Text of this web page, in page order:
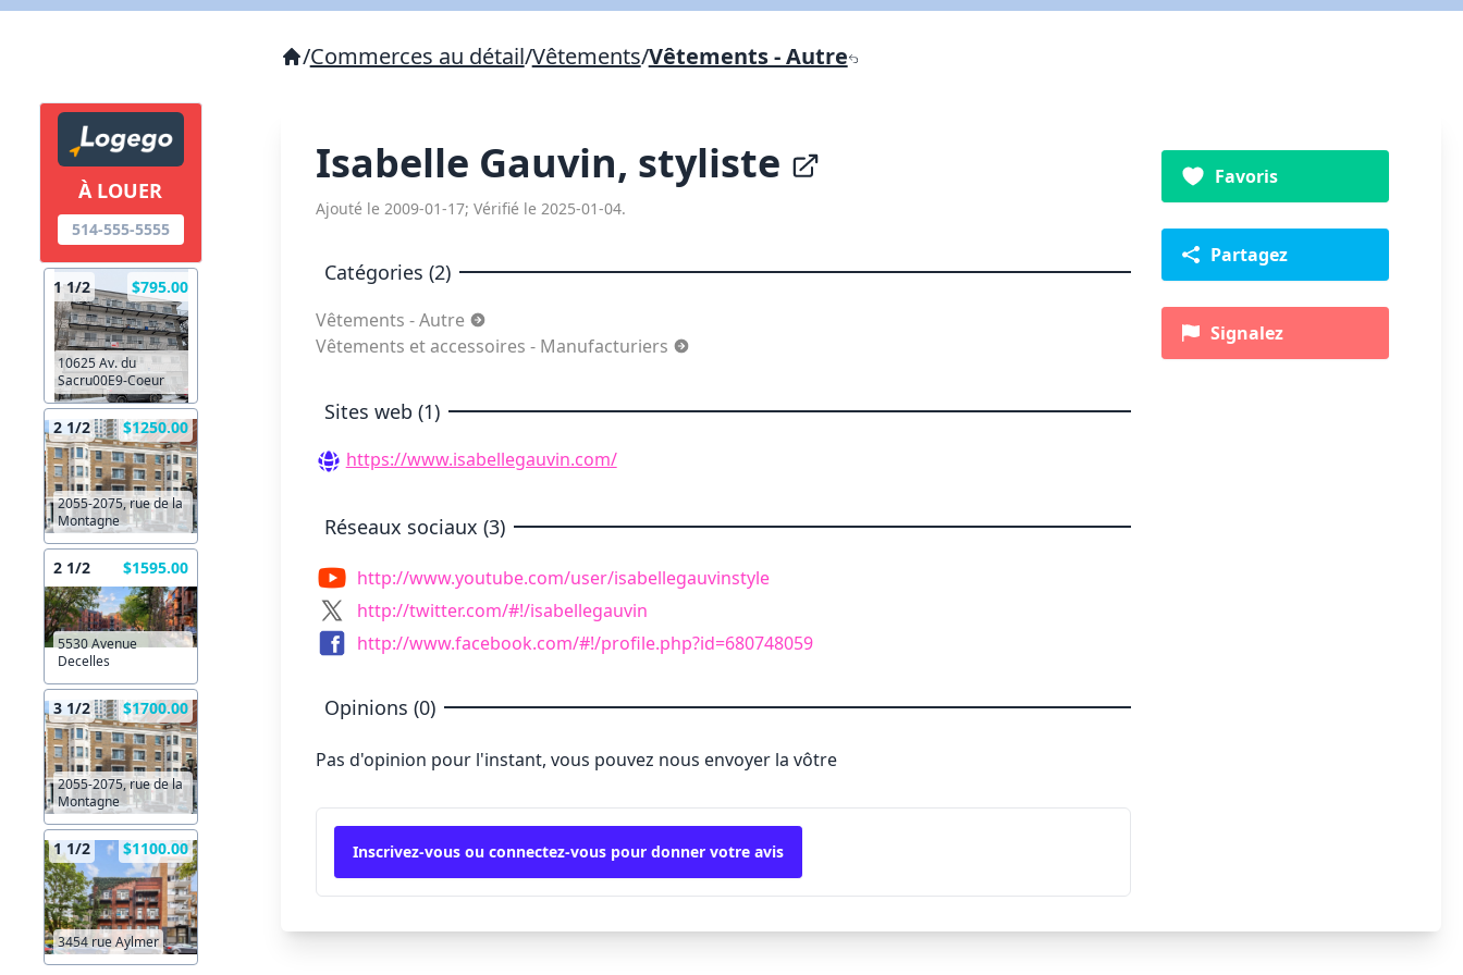
À LOUER
514-555-5555
1 1/2 $795.00
10625 Av. du
Sacru00E9-Coeur
2 1/2 $1250.00
2055-2075, rue de la
Montagne
2 1/2 $1595.00
5530 Avenue
Decelles
3 1/2 $1700.00
2055-2075, rue de la
Montagne
1 1/2 $1100.00
3454 rue Aylmer
/Commerces au détail/Vêtements/Vêtements - Autre
Isabelle Gauvin, styliste
Ajouté le 2009-01-17; Vérifié le 2025-01-04.
Catégories (2)
Vêtements - Autre
Vêtements et accessoires - Manufacturiers
Sites web (1)
https://www.isabellegauvin.com/
Réseaux sociaux (3)
http://www.youtube.com/user/isabellegauvinstyle
http://twitter.com/#!/isabellegauvin
http://www.facebook.com/#!/profile.php?id=680748059
Opinions (0)
Pas d'opinion pour l'instant, vous pouvez nous envoyer la vôtre
Inscrivez-vous ou connectez-vous pour donner votre avis
Favoris
Partagez
Signalez
X Fermer
X Fermer